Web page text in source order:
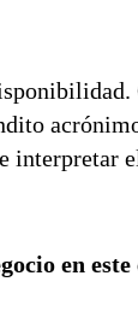
interpretar
en